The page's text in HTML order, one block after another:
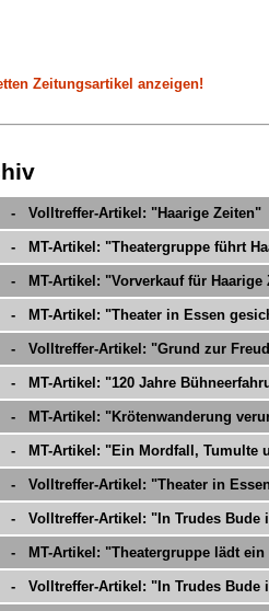
Zeitungsartikel anzeigen!
- Volltreffer-Artikel: "Haarige Zeiten"
- MT-Artikel: "Theatergruppe führt
- MT-Artikel: "Vorverkauf für Haarige
- MT-Artikel: "Theater in Essen
- Volltreffer-Artikel: "Grund zur
- MT-Artikel: "120 Jahre
- MT-Artikel: "Krötenwanderung
- MT-Artikel: "Ein Mordfall, Tumulte
- Volltreffer-Artikel: "Theater in
- Volltreffer-Artikel: "In Trudes Bude
- MT-Artikel: "Theatergruppe lädt ein
- Volltreffer-Artikel: "In Trudes Bude